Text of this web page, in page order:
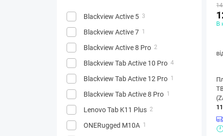
Blackview Active 5 3
Blackview Active 7 1
Blackview Active 8 Pro 2
Blackview Tab Active 10 Pro 4
Blackview Tab Active 12 Pro 1
Blackview Tab Active 8 Pro 1
Lenovo Tab K11 Plus 2
ONERugged M10A 1
В